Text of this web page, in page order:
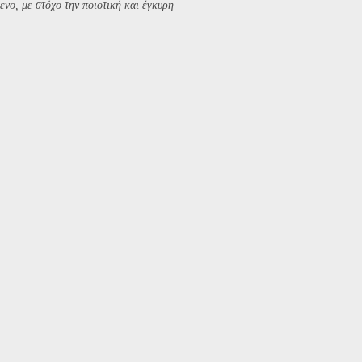
με στόχο την ποιοτική και έγκυρη